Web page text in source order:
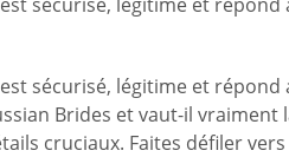
sécurisé, légitime et répond
Brides et vaut-il vraiment
cruciaux. Faites défiler